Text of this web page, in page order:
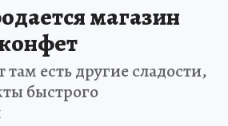
магазин
есть другие сладости,
быстрого